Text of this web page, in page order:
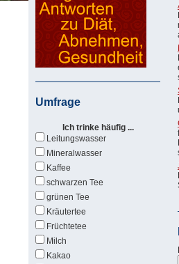
Umfrage
Ich trinke häufig ...
Leitungswasser
Mineralwasser
Kaffee
schwarzen Tee
grünen Tee
Kräutertee
Früchtetee
Milch
Kakao